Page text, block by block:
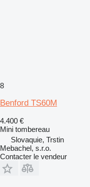
8
Benford TS60M
4.400 €
Mini tombereau
Slovaquie, Trstin
Mebachel, s.r.o.
Contacter le vendeur